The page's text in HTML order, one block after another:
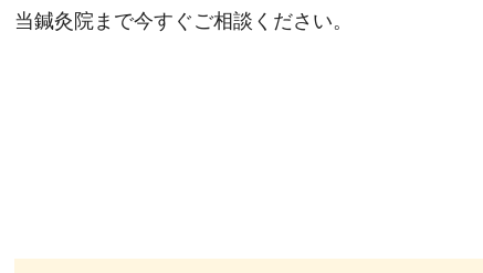
当鍼灸院まで今すぐご相談ください。